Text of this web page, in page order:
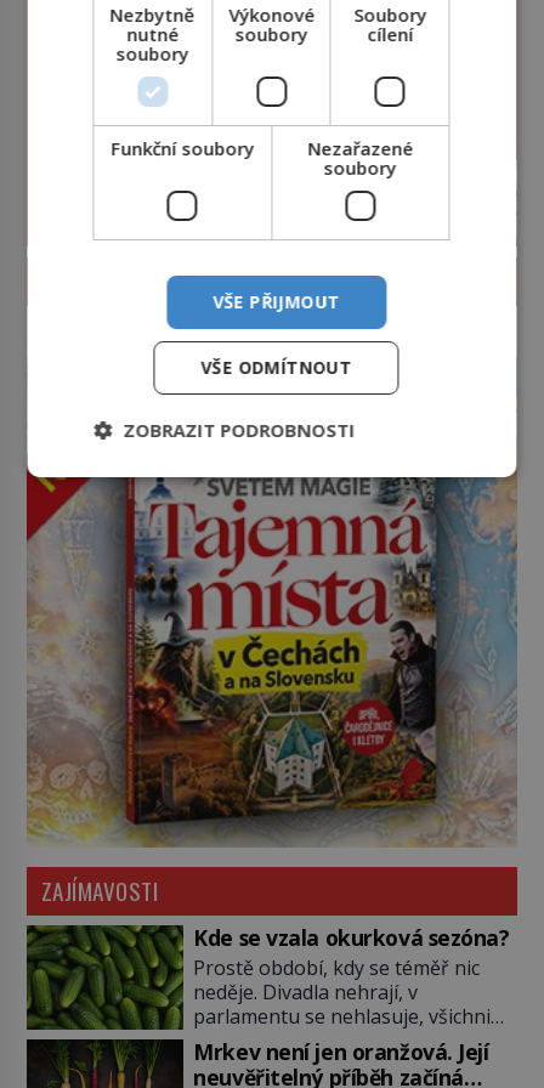
PROLISTOVAT ČASOPIS
reklama
ZAJÍMAVOSTI
Kde se vzala okurková sezóna?
Prostě období, kdy se téměř nic
neděje. Divadla nehrají, v
parlamentu se nehlasuje, všichni
jsou na dovolené a média tak
nemají o čem mluvit a psát. A
Mrkev není jen oranžová. Její
neuvěřitelný příběh začíná
Nezbytně
nutné
soubory
Výkonové
soubory
Soubory
cílení
Funkční soubory
Nezařazené
soubory
VŠE PŘIJMOUT
VŠE ODMÍTNOUT
ZOBRAZIT PODROBNOSTI